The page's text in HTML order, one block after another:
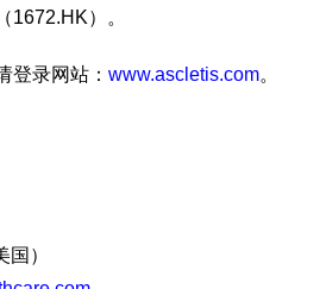
1672.HK）。
登录网站： www.ascletis.com。
）